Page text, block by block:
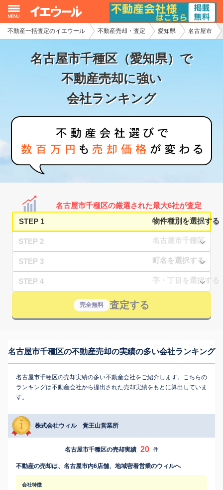
不動産一括査定のイエウール 不動産売却・査定 愛知県 名古屋市
名古屋市千種区（愛知県）で
不動産売却に強い
会社ランキング
名古屋市千種区の厳選された最大6社が査定
STEP 1
STEP 2
STEP 3
STEP 4
完全無料 査定する
名古屋市千種区の不動産売却の実績の多い会社ランキング
名古屋市千種区の売却実績の多い不動産会社をご紹介します。こちらの
ランキングは不動産会社から提出された売却実績をもとに算出していま
す。
株式会社ウィル 覚王山営業所
名古屋市千種区の売却実績 20 件
不動産の売却は、名古屋市内6店舗、地域密着営業のウィルへ
会社特徴
イエウール加盟希望の不動産会社様
初めての方へ
不動産売却の流れ
家査定シミュレーター
お問い合わせ